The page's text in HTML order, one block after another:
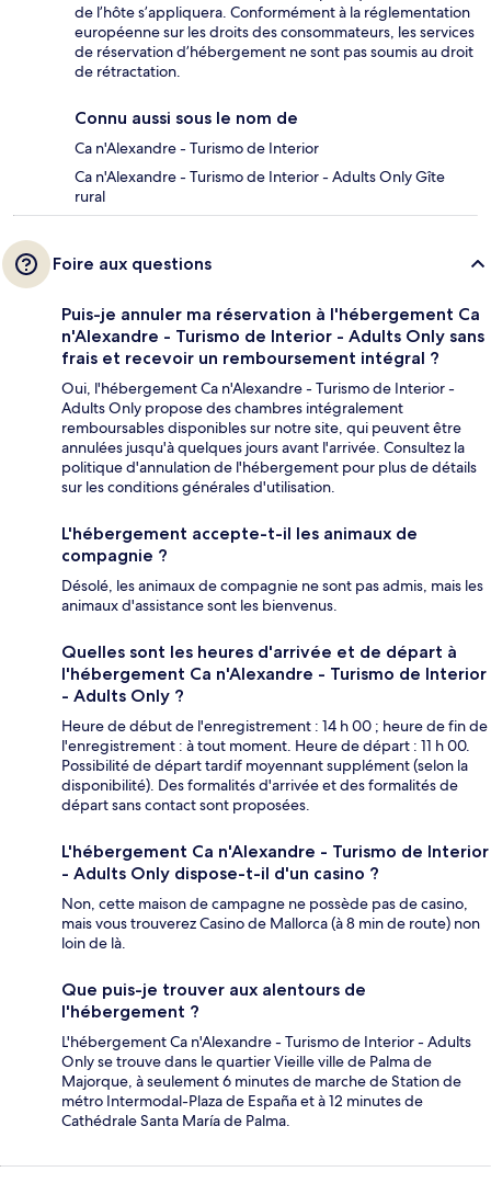
de l’hôte s’appliquera. Conformément à la réglementation
européenne sur les droits des consommateurs, les services
de réservation d’hébergement ne sont pas soumis au droit
de rétractation.
Connu aussi sous le nom de
Ca n'Alexandre - Turismo de Interior
Ca n'Alexandre - Turismo de Interior - Adults Only Gîte
rural
Foire aux questions
Puis-je annuler ma réservation à l'hébergement Ca
n'Alexandre - Turismo de Interior - Adults Only sans
frais et recevoir un remboursement intégral ?
Oui, l'hébergement Ca n'Alexandre - Turismo de Interior -
Adults Only propose des chambres intégralement
remboursables disponibles sur notre site, qui peuvent être
annulées jusqu'à quelques jours avant l'arrivée. Consultez la
politique d'annulation de l'hébergement pour plus de détails
sur les conditions générales d'utilisation.
L'hébergement accepte-t-il les animaux de
compagnie ?
Désolé, les animaux de compagnie ne sont pas admis, mais les
animaux d'assistance sont les bienvenus.
Quelles sont les heures d'arrivée et de départ à
l'hébergement Ca n'Alexandre - Turismo de Interior
- Adults Only ?
Heure de début de l'enregistrement : 14 h 00 ; heure de fin de
l'enregistrement : à tout moment. Heure de départ : 11 h 00.
Possibilité de départ tardif moyennant supplément (selon la
disponibilité). Des formalités d'arrivée et des formalités de
départ sans contact sont proposées.
L'hébergement Ca n'Alexandre - Turismo de Interior
- Adults Only dispose-t-il d'un casino ?
Non, cette maison de campagne ne possède pas de casino,
mais vous trouverez Casino de Mallorca (à 8 min de route) non
loin de là.
Que puis-je trouver aux alentours de
l'hébergement ?
L'hébergement Ca n'Alexandre - Turismo de Interior - Adults
Only se trouve dans le quartier Vieille ville de Palma de
Majorque, à seulement 6 minutes de marche de Station de
métro Intermodal-Plaza de España et à 12 minutes de
Cathédrale Santa María de Palma.